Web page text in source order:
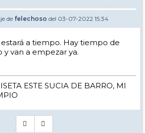
de felechoso del 03-07-2022 15:34
a tiempo. Hay tiempo de
y van a empezar ya.
ESTE SUCIA DE BARRO, MI